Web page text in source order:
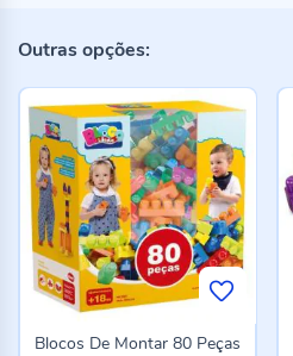
Outras opções:
Blocos De Montar 80 Peças